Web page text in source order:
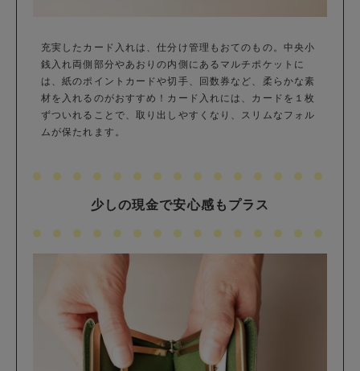
充実したカード入れは、仕分け管理もおてのもの。中央小
銭入れ両側部分やあおりの内側にあるマルチポケットに
は、紙のポイントカードや切手、回数券など、柔らかな素
材を入れるのがおすすめ！カード入れには、カードを１枚
ずついれることで、取り出しやすくなり、スリムなフォル
ムが保たれます。
少しの現金で安心感もプラス